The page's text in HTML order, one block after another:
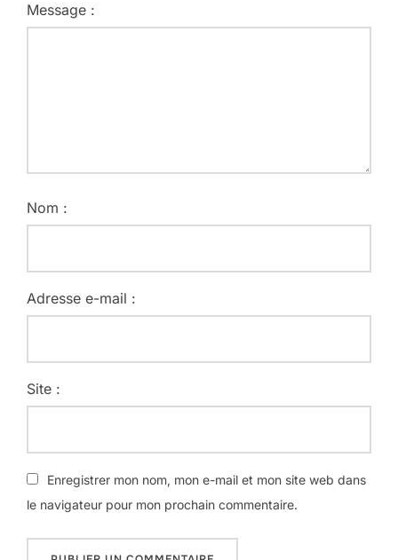
Message :
Nom :
Adresse e-mail :
Site :
Enregistrer mon nom, mon e-mail et mon site web dans
le navigateur pour mon prochain commentaire.